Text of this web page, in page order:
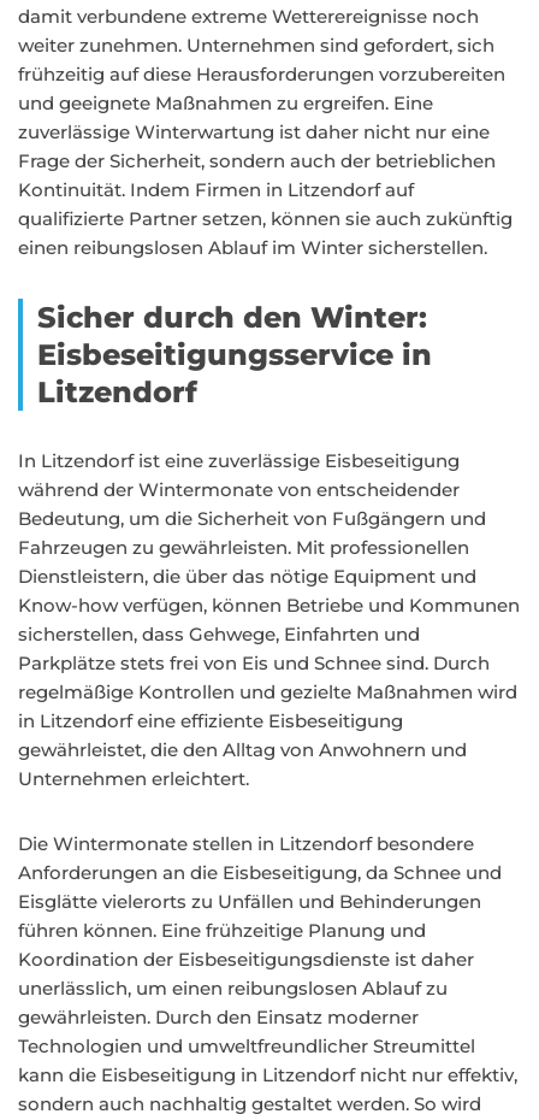
damit verbundene extreme Wetterereignisse noch
weiter zunehmen. Unternehmen sind gefordert, sich
frühzeitig auf diese Herausforderungen vorzubereiten
und geeignete Maßnahmen zu ergreifen. Eine
zuverlässige Winterwartung ist daher nicht nur eine
Frage der Sicherheit, sondern auch der betrieblichen
Kontinuität. Indem Firmen in Litzendorf auf
qualifizierte Partner setzen, können sie auch zukünftig
einen reibungslosen Ablauf im Winter sicherstellen.
Sicher durch den Winter:
Eisbeseitigungsservice in
Litzendorf
In Litzendorf ist eine zuverlässige Eisbeseitigung
während der Wintermonate von entscheidender
Bedeutung, um die Sicherheit von Fußgängern und
Fahrzeugen zu gewährleisten. Mit professionellen
Dienstleistern, die über das nötige Equipment und
Know-how verfügen, können Betriebe und Kommunen
sicherstellen, dass Gehwege, Einfahrten und
Parkplätze stets frei von Eis und Schnee sind. Durch
regelmäßige Kontrollen und gezielte Maßnahmen wird
in Litzendorf eine effiziente Eisbeseitigung
gewährleistet, die den Alltag von Anwohnern und
Unternehmen erleichtert.
Die Wintermonate stellen in Litzendorf besondere
Anforderungen an die Eisbeseitigung, da Schnee und
Eisglätte vielerorts zu Unfällen und Behinderungen
führen können. Eine frühzeitige Planung und
Koordination der Eisbeseitigungsdienste ist daher
unerlässlich, um einen reibungslosen Ablauf zu
gewährleisten. Durch den Einsatz moderner
Technologien und umweltfreundlicher Streumittel
kann die Eisbeseitigung in Litzendorf nicht nur effektiv,
sondern auch nachhaltig gestaltet werden. So wird